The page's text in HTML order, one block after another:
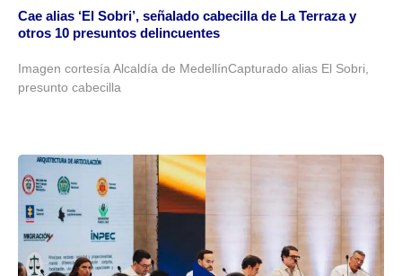
Cae alias ‘El Sobri’, señalado cabecilla de La Terraza y
otros 10 presuntos delincuentes
Imagen cortesía Alcaldía de MedellínCapturado alias El Sobri,
presunto cabecilla